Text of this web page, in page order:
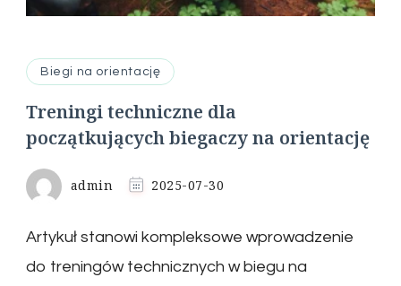
Biegi na orientację
Treningi techniczne dla
początkujących biegaczy na orientację
admin 2025-07-30
Artykuł stanowi kompleksowe wprowadzenie
do treningów technicznych w biegu na